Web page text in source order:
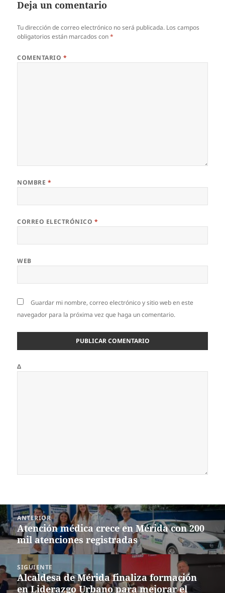
Deja un comentario
Tu dirección de correo electrónico no será publicada. Los campos
obligatorios están marcados con*
COMENTARIO *
NOMBRE *
CORREO ELECTRÓNICO *
WEB
Guardar mi nombre, correo electrónico y sitio web en este
navegador para la próxima vez que haga un comentario.
Δ
Navegación
de
entradas
ANTERIOR
Entrada
anterior:
Atención médica crece en Mérida con 200
mil atenciones registradas
SIGUIENTE
Siguiente
entrada:
Alcaldesa de Mérida finaliza formación
en Liderazgo Urbano para mejorar el